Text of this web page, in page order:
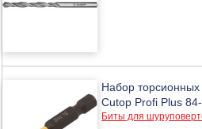
Набор
Cutop Profi Plus
Биты для